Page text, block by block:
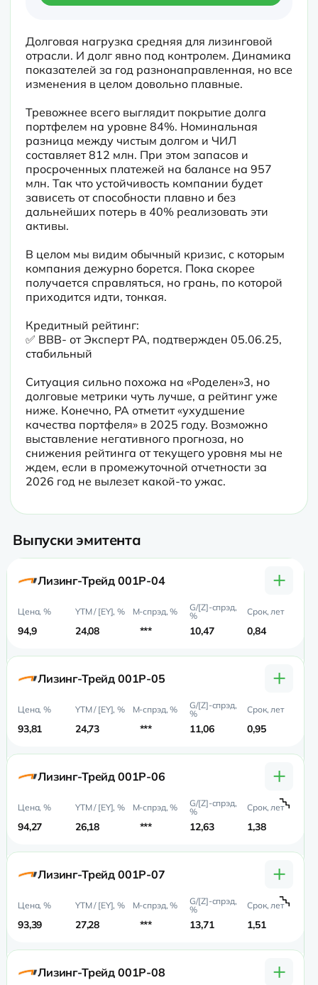
Долговая нагрузка средняя для лизинговой
отрасли. И долг явно под контролем. Динамика
показателей за год разнонаправленная, но все
изменения в целом довольно плавные.
Тревожнее всего выглядит покрытие долга
портфелем на уровне 84%. Номинальная
разница между чистым долгом и ЧИЛ
составляет 812 млн. При этом запасов и
просроченных платежей на балансе на 957
млн. Так что устойчивость компании будет
зависеть от способности плавно и без
дальнейших потерь в 40% реализовать эти
активы.
В целом мы видим обычный кризис, с которым
компания дежурно борется. Пока скорее
получается справляться, но грань, по которой
приходится идти, тонкая.
Кредитный рейтинг:
✅ BBB- от Эксперт РА, подтвержден 05.06.25,
стабильный
Ситуация сильно похожа на «Роделен»3, но
долговые метрики чуть лучше, а рейтинг уже
ниже. Конечно, РА отметит «ухудшение
качества портфеля» в 2025 году. Возможно
выставление негативного прогноза, но
снижения рейтинга от текущего уровня мы не
ждем, если в промежуточной отчетности за
Выпуски эмитента
Лизинг-Трейд 001P-04 +
94,9 24,08 *** 10,47 0,84
Лизинг-Трейд 001P-05 +
93,81 24,73 *** 11,06 0,95
Лизинг-Трейд 001P-06 +
94,27 26,18 *** 12,63 1,38
Лизинг-Трейд 001P-07 +
93,39 27,28 *** 13,71 1,51
Лизинг-Трейд 001P-08 +